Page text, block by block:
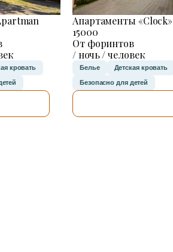
кровать
Апартаменты «Clock»
15000
От форинтов
/ ночь / человек
Белье Детская кровать
Безопасно для детей